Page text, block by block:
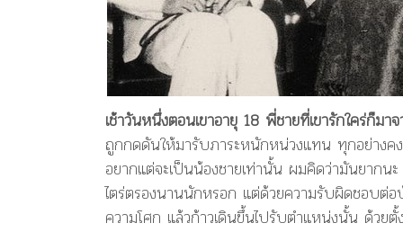
เช้าวันหนึ่งตอนเขาอายุ 18 พี่ชายที่เขารักใคร่ก็มา
ถูกกดดันให้มารับภาระหนักหน่วงแทน ทุกอย่างคง
อยากแต่จะเป็นน้องชายเท่านั้น ผมคิดว่ามันยากนะ
ไตร่ตรองนานนักหรอก แต่ด้วยความรับผิดชอบต่อ
ความโศก แล้วก้าวเดินขึ้นไปรับตำแหน่งนั้น ด้ว